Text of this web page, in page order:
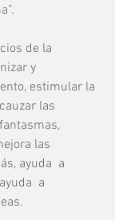
de la
y
estimular la
las
las
ayuda  a
a